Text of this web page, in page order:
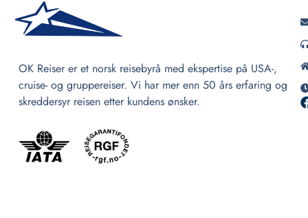
OK Reiser er et norsk reisebyrå med ekspertise på USA-,
cruise- og gruppereiser. Vi har mer enn 50 års erfaring og
skreddersyr reisen etter kundens ønsker.